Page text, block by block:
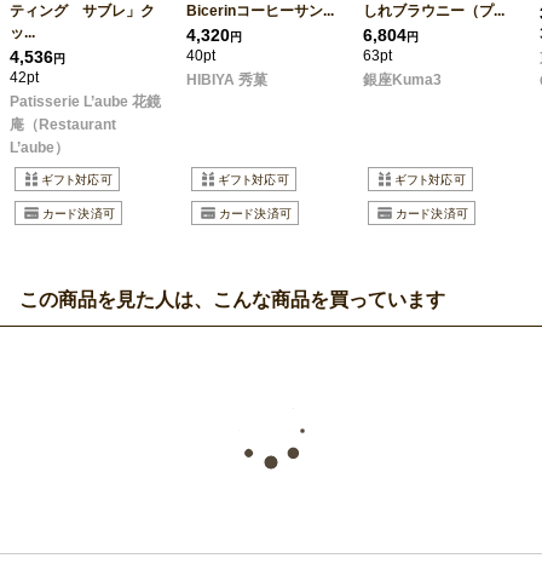
ティング サブレ」ク
ッ...
4,536円
42pt
Patisserie L’aube 花鏡
庵（Restaurant
L’aube）
Bicerinコーヒーサン...
4,320円
40pt
HIBIYA 秀菓
しれブラウニー（プ...
6,804円
63pt
銀座Kuma3
この商品を見た人は、こんな商品を買っています